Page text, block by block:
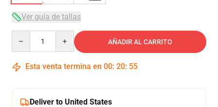
Ver guía de tallas
AÑADIR AL CARRITO
Esta venta termina en 00: 20: 54
Deliver to United States